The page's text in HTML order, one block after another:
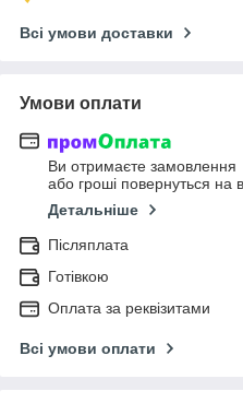
Всі умови доставки
Умови оплати
Ви отримаєте замовлення
або гроші повернуться на
Детальніше
Післяплата
Готівкою
Оплата за реквізитами
Всі умови оплати